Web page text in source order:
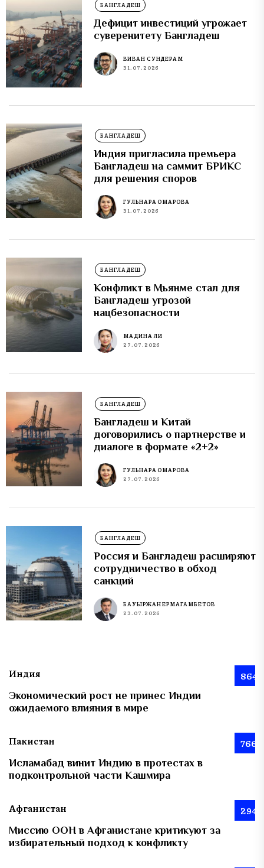
БАНГЛАДЕШ
Дефицит инвестиций угрожает
суверенитету Бангладеш
ВИВАН СУНДЕРАМ
31.07.2026
БАНГЛАДЕШ
Индия пригласила премьера
Бангладеш на саммит БРИКС
для решения споров
ГУЛЬНАРА ОМАРОВА
31.07.2026
БАНГЛАДЕШ
Конфликт в Мьянме стал для
Бангладеш угрозой
нацбезопасности
МАДИНА ЛИ
27.07.2026
БАНГЛАДЕШ
Бангладеш и Китай
договорились о партнерстве и
диалоге в формате «2+2»
ГУЛЬНАРА ОМАРОВА
27.07.2026
БАНГЛАДЕШ
Россия и Бангладеш расширяют
сотрудничество в обход
санкций
БАУЫРЖАН ЕРМАГАМБЕТОВ
23.07.2026
Индия 864
Экономический рост не принес Индии
ожидаемого влияния в мире
Пакистан 766
Исламабад винит Индию в протестах в
подконтрольной части Кашмира
Афганистан 294
Миссию ООН в Афганистане критикуют за
избирательный подход к конфликту